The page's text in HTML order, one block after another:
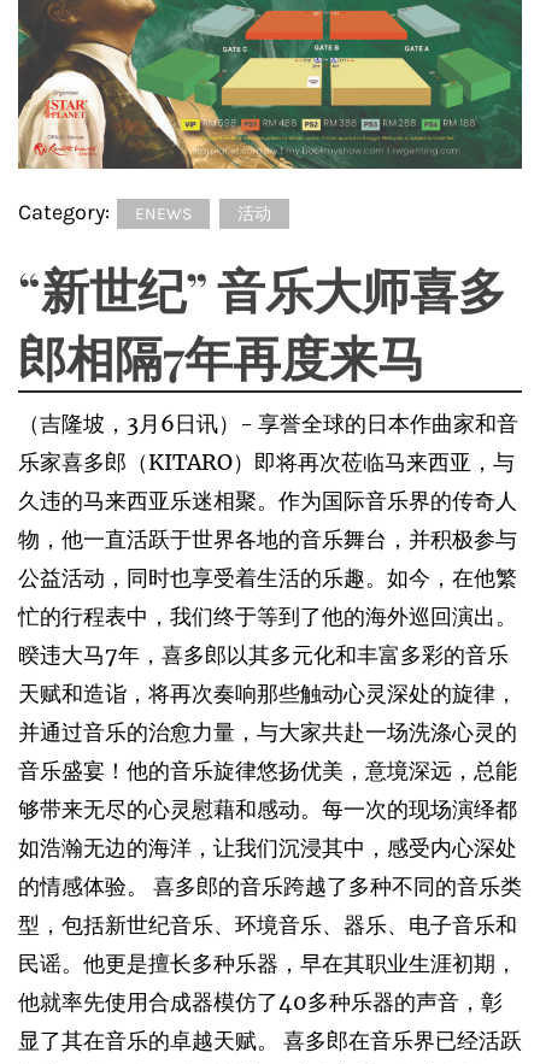
Category: ENEWS 活动
“新世纪” 音乐大师喜多
郎相隔7年再度来马
（吉隆坡，3月6日讯）- 享誉全球的日本作曲家和音
乐家喜多郎（KITARO）即将再次莅临马来西亚，与
久违的马来西亚乐迷相聚。作为国际音乐界的传奇人
物，他一直活跃于世界各地的音乐舞台，并积极参与
公益活动，同时也享受着生活的乐趣。如今，在他繁
忙的行程表中，我们终于等到了他的海外巡回演出。
暌违大马7年，喜多郎以其多元化和丰富多彩的音乐
天赋和造诣，将再次奏响那些触动心灵深处的旋律，
并通过音乐的治愈力量，与大家共赴一场洗涤心灵的
音乐盛宴！他的音乐旋律悠扬优美，意境深远，总能
够带来无尽的心灵慰藉和感动。每一次的现场演绎都
如浩瀚无边的海洋，让我们沉浸其中，感受内心深处
的情感体验。 喜多郎的音乐跨越了多种不同的音乐类
型，包括新世纪音乐、环境音乐、器乐、电子音乐和
民谣。他更是擅长多种乐器，早在其职业生涯初期，
他就率先使用合成器模仿了40多种乐器的声音，彰
显了其在音乐的卓越天赋。 喜多郎在音乐界已经活跃